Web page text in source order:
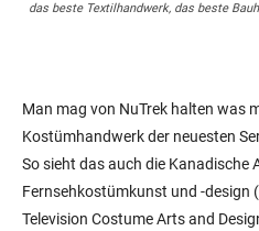
das beste Textilhandwerk, das beste
Man mag von NuTrek halten was
Kostümhandwerk der neuesten
So sieht das auch die Kanadische
Fernsehkostümkunst und -design
Television Costume Arts and